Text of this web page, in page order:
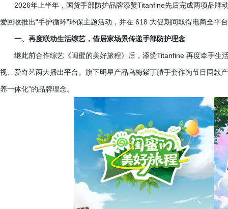
2026年上半年，国货手部防护品牌添赞Titanfine先后完成两项品牌
爱回收推出“手护循环”环保主题活动，并在 618 大促期间取得电商全平
一、再度联动生活综艺，借居家场景传递手部防护理念
继此前合作综艺《闺蜜的美好旅程》后，添赞Titanfine 再度牵手生
视、爱奇艺两大播出平台。旗下明星产品乌梅紫丁腈手套作为节目同款
养一体化”的品牌理念。